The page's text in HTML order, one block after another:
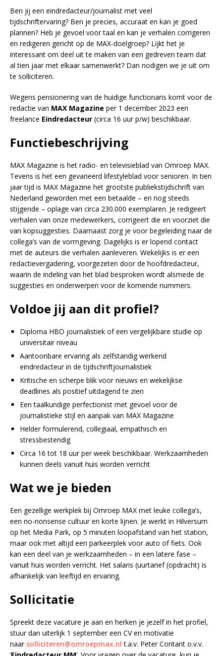
Ben jij een eindredacteur/journalist met veel
tijdschriftervaring? Ben je precies, accuraat en kan je goed
plannen? Heb je gevoel voor taal en kan je verhalen corrigeren
en redigeren gericht op de MAX-doelgroep? Lijkt het je
interessant om deel uit te maken van een gedreven team dat
al tien jaar met elkaar samenwerkt? Dan nodigen we je uit om
te solliciteren.
Wegens pensionering van de huidige functionaris komt voor de
redactie van MAX Magazine per 1 december 2023 een
freelance Eindredacteur (circa 16 uur p/w) beschikbaar.
Functiebeschrijving
MAX Magazine is het radio- en televisieblad van Omroep MAX.
Tevens is het een gevarieerd lifestyleblad voor senioren. In tien
jaar tijd is MAX Magazine het grootste publiekstijdschrift van
Nederland geworden met een betaalde – en nog steeds
stijgende – oplage van circa 230.000 exemplaren. Je redigeert
verhalen van onze medewerkers, corrigeert die en voorziet die
van kopsuggesties. Daarnaast zorg je voor begeleiding naar de
collega’s van de vormgeving. Dagelijks is er lopend contact
met de auteurs die verhalen aanleveren. Wekelijks is er een
redactievergadering, voorgezeten door de hoofdredacteur,
waarin de indeling van het blad besproken wordt alsmede de
suggesties en onderwerpen voor de komende nummers.
Voldoe jij aan dit profiel?
Diploma HBO journalistiek of een vergelijkbare studie op
universitair niveau
Aantoonbare ervaring als zelfstandig werkend
eindredacteur in de tijdschriftjournalistiek
Kritische en scherpe blik voor nieuws en wekelijkse
deadlines als positief uitdagend te zien
Een taalkundige perfectionist met gevoel voor de
journalistieke stijl en aanpak van MAX Magazine
Helder formulerend, collegiaal, empathisch en
stressbestendig
Circa 16 tot 18 uur per week beschikbaar. Werkzaamheden
kunnen deels vanuit huis worden verricht
Wat we je bieden
Een gezellige werkplek bij Omroep MAX met leuke collega’s,
een no-nonsense cultuur en korte lijnen. Je werkt in Hilversum
op het Media Park, op 5 minuten loopafstand van het station,
maar ook met altijd een parkeerplek voor auto of fiets. Ook
kan een deel van je werkzaamheden – in een latere fase –
vanuit huis worden verricht. Het salaris (uurtarief (opdracht) is
afhankelijk van leeftijd en ervaring.
Sollicitatie
Spreekt deze vacature je aan en herken je jezelf in het profiel,
stuur dan uiterlijk 1 september een CV en motivatie
naar solliciteren@omroepmax.nl t.a.v. Peter Contant o.v.v.